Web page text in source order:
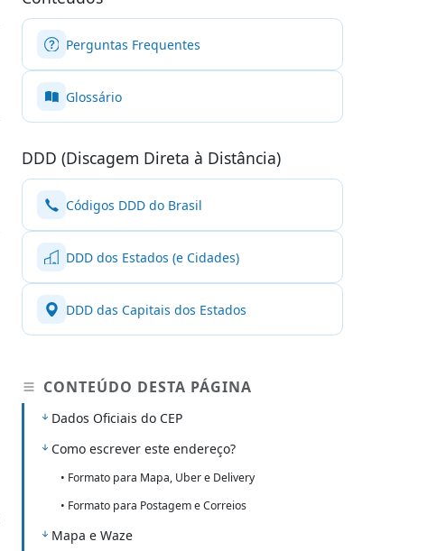
Perguntas Frequentes
Glossário
DDD (Discagem Direta à Distância)
Códigos DDD do Brasil
DDD dos Estados (e Cidades)
DDD das Capitais dos Estados
CONTEÚDO DESTA PÁGINA
Dados Oficiais do CEP
Como escrever este endereço?
• Formato para Mapa, Uber e Delivery
• Formato para Postagem e Correios
Mapa e Waze